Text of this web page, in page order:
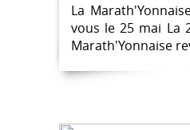
La
vous le 25 mai La
Marath'Yonnaise